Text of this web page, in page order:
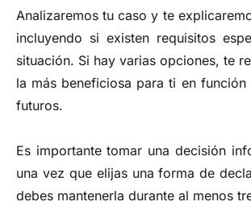
Analizaremos tu caso y te
incluyendo si existen requisitos
situación. Si hay varias opciones, te
la más beneficiosa para ti en función
futuros.
Es importante tomar una decisión
una vez que elijas una forma de
debes mantenerla durante al menos